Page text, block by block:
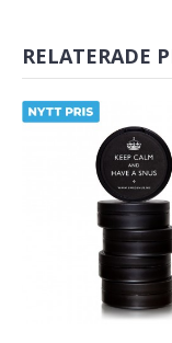
RELATERADE